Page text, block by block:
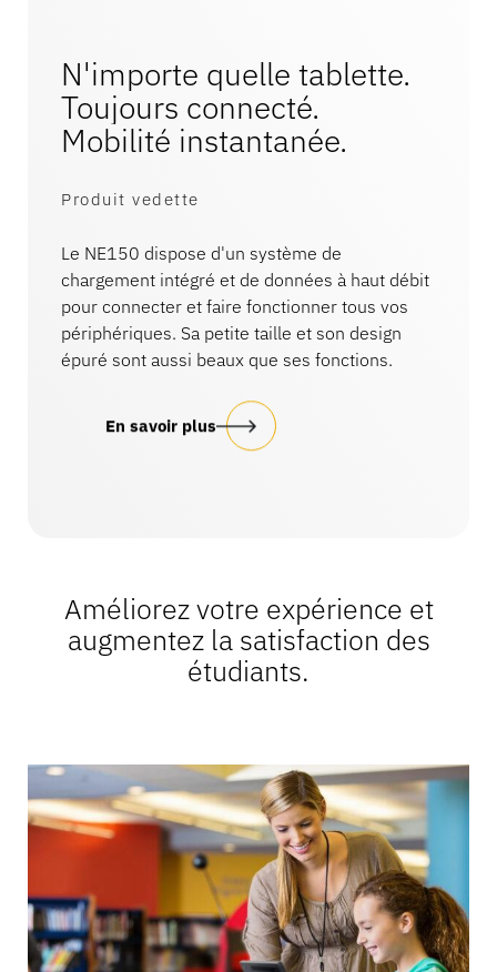
N'importe quelle tablette.
Toujours connecté.
Mobilité instantanée.
Produit vedette
Le NE150 dispose d'un système de
chargement intégré et de données à haut débit
pour connecter et faire fonctionner tous vos
périphériques. Sa petite taille et son design
épuré sont aussi beaux que ses fonctions.
En savoir plus
Améliorez votre expérience et
augmentez la satisfaction des
étudiants.